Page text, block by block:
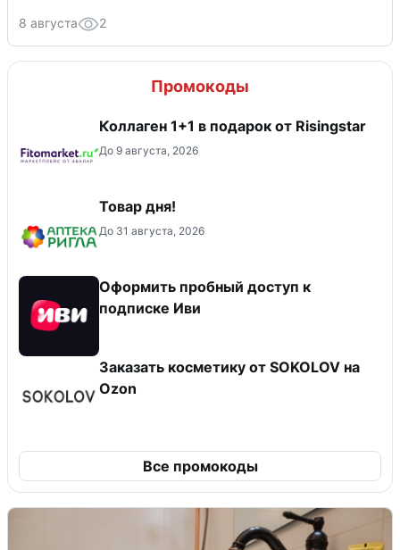
8 августа 2
Промокоды
Коллаген 1+1 в подарок от Risingstar
До 9 августа, 2026
Товар дня!
До 31 августа, 2026
Оформить пробный доступ к
подписке Иви
Заказать косметику от SOKOLOV на
Ozon
Все промокоды